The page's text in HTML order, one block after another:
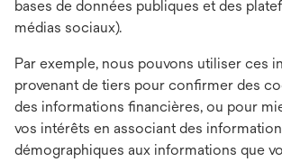
bases de données publiques et des
médias sociaux).
Par exemple, nous pouvons utiliser ces
provenant de tiers pour confirmer des
des informations financières, ou pour
vos intérêts en associant des
démographiques aux informations que